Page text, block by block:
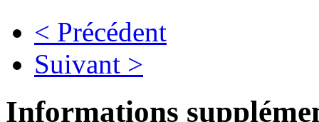
< Précédent
Suivant >
Informations